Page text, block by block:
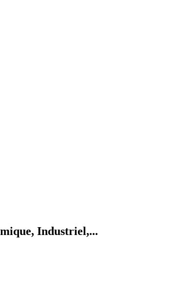
Industriel,...